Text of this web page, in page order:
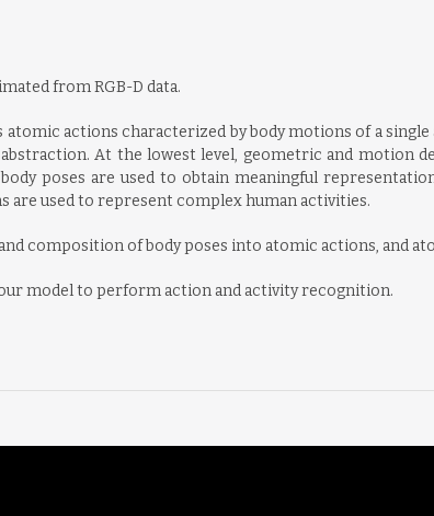
from RGB-D data.
actions characterized by body motions of a
At the lowest level, geometric and motion
poses are used to obtain meaningful
are used to represent complex human activities.
composition of body poses into atomic actions, and
model to perform action and activity recognition.